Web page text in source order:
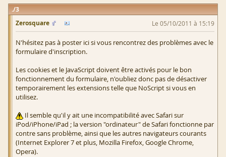
3
Zerosquare
Le 05/10/2011 à 15:19
N'hésitez pas à poster ici si vous rencontrez des problèmes avec le
formulaire d'inscription.
Les cookies et le JavaScript doivent être activés pour le bon
fonctionnement du formulaire, n'oubliez donc pas de désactiver
temporairement les extensions telle que NoScript si vous en
utilisez.
Il semble qu'il y ait une incompatibilité avec Safari sur
iPod/iPhone/iPad ; la version "ordinateur" de Safari fonctionne par
contre sans problème, ainsi que les autres navigateurs courants
(Internet Explorer 7 et plus, Mozilla Firefox, Google Chrome,
Opera).